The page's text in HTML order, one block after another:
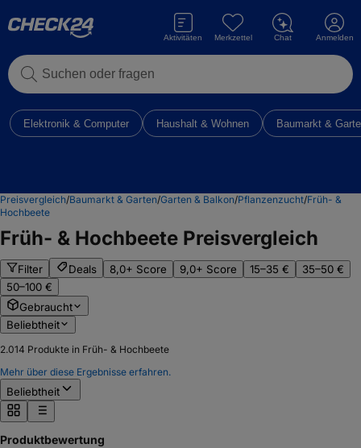
Suchen oder fragen
Aktivitäten Merkzettel Chat Anmelden
Elektronik & Computer Haushalt & Wohnen Baumarkt &
Preisvergleich/Baumarkt & Garten/Garten & Balkon/Pflanzenzucht/Früh- &
Hochbeete
Früh- & Hochbeete Preisvergleich
Filter Deals 8,0+ Score 9,0+ Score 15–35 €
35–50 €
50–100 €
Gebraucht
Beliebtheit
2.014 Produkte in Früh- & Hochbeete
Mehr über diese Ergebnisse erfahren.
Beliebtheit
Produktbewertung